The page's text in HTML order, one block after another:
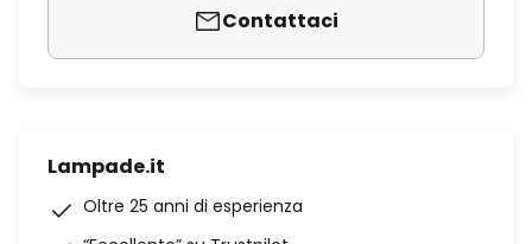
Contattaci
Lampade.it
Oltre 25 anni di esperienza